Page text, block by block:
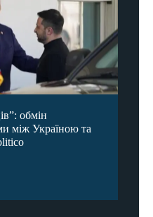
обмін
між Україною та